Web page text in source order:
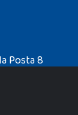
Posta 8